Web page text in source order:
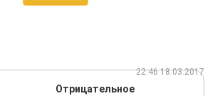
"Мне тут стажеров дали." Я думаю ну вот,
хоть и говорливые, оказались с
на раз два. Сильно помогли
в первый день. Сам Алексей ввиду
врожденной ответственности, очень
к вопросу сборки. Или его инженерное
22:46 18.03.2017
Отрицательное